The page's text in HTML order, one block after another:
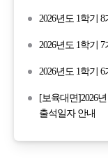
2026년도 1학기
2026년도 1학기
2026년도 1학기
[보육대면]2026
출석일자 안내